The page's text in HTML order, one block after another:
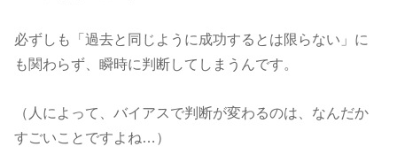
必ずしも「過去と同じように成功するとは限らない」に
も関わらず、瞬時に判断してしまうんです。
（人によって、バイアスで判断が変わるのは、なんだか
すごいことですよね…）